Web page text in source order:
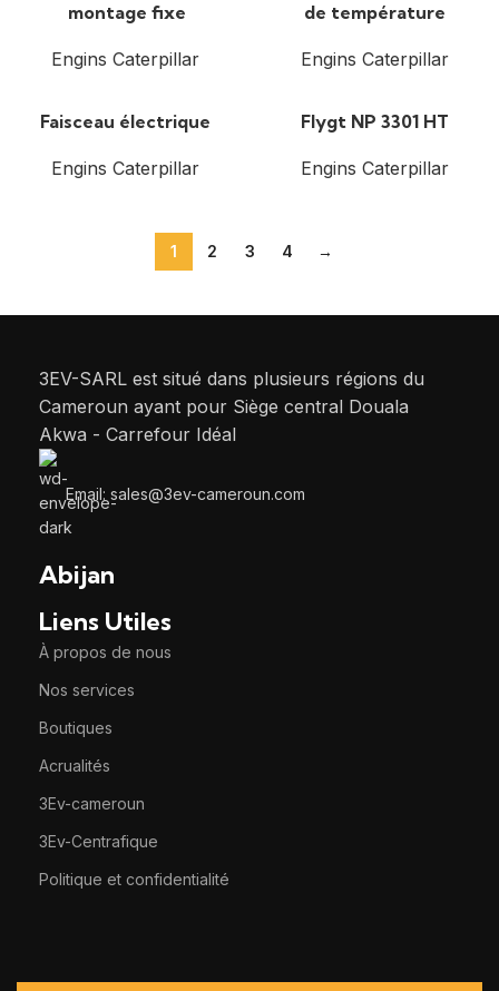
montage fixe
Engins Caterpillar
de température
Engins Caterpillar
Faisceau électrique
Engins Caterpillar
Flygt NP 3301 HT
Engins Caterpillar
1 2 3 4 →
3EV-SARL est situé dans plusieurs régions du
Cameroun ayant pour Siège central Douala
Akwa - Carrefour Idéal
Email: sales@3ev-cameroun.com
Abijan
Liens Utiles
À propos de nous
Nos services
Boutiques
Acrualités
3Ev-cameroun
3Ev-Centrafique
Politique et confidentialité